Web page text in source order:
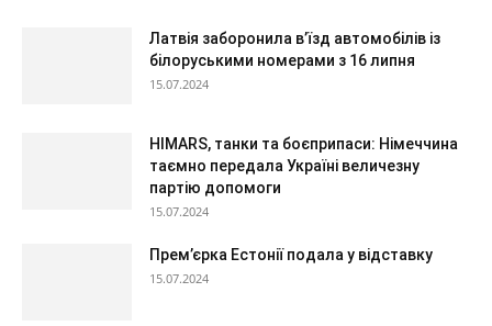
Латвія заборонила в’їзд автомобілів із
білоруськими номерами з 16 липня
15.07.2024
HIMARS, танки та боєприпаси: Німеччина
таємно передала Україні величезну
партію допомоги
15.07.2024
Прем’єрка Естонії подала у відставку
15.07.2024